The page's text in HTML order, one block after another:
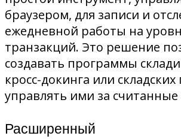
браузером, для записи и
ежедневной работы на
транзакций. Это решение
создавать программы
кросс-докинга или
управлять ими за
Расширенный